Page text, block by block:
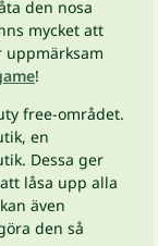
den nosa
mycket att
uppmärksam
!
free-området.
en
Dessa ger
låsa upp alla
även
den så